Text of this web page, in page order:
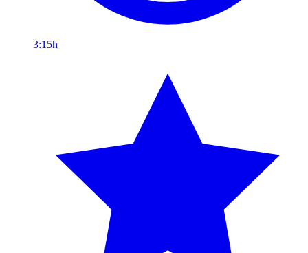
3:15h